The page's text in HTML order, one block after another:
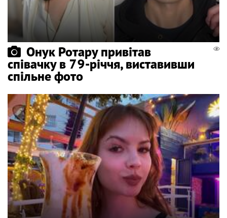
Онук Ротару привітав
співачку в 79-річчя, виставивши
спільне фото